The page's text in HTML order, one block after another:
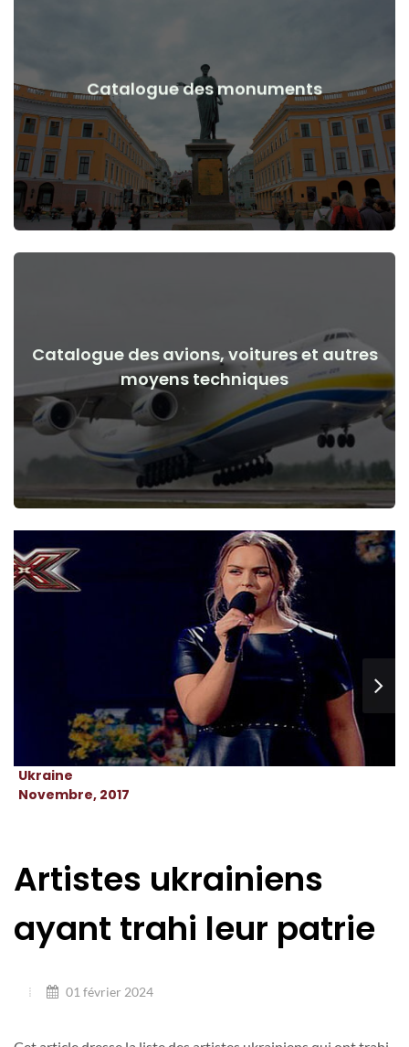
Catalogue des monuments
Monuments, œuvres d'art avant et après le début de la
guerre
Voir les détails
Catalogue des avions, voitures et autres
moyens techniques
Avions, voitures, moyens techniques avant et après le début
de la guerre
Voir les détails
Ukraine
Novembre, 2017
Artistes ukrainiens
ayant trahi leur patrie
01 février 2024